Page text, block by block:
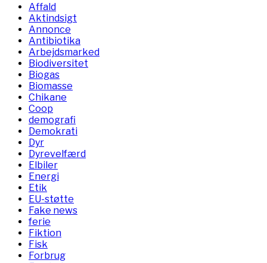
Affald
Aktindsigt
Annonce
Antibiotika
Arbejdsmarked
Biodiversitet
Biogas
Biomasse
Chikane
Coop
demografi
Demokrati
Dyr
Dyrevelfærd
Elbiler
Energi
Etik
EU-støtte
Fake news
ferie
Fiktion
Fisk
Forbrug